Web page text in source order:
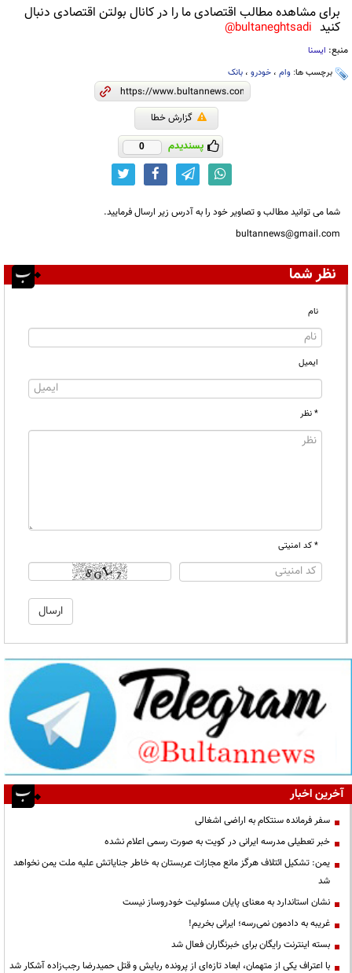
برای مشاهده مطالب اقتصادی ما را در کانال بولتن اقتصادی دنبال
کنید bultaneghtsadi@
منبع: ایسنا
برچسب ها: وام ، خودرو ، بانک‌
گزارش خطا
پسندیدم 0
شما می توانید مطالب و تصاویر خود را به آدرس زیر ارسال فرمایید.
bultannews@gmail.com
نظر شما
نام
ایمیل
* نظر
* کد امنیتی
آخرین اخبار
سفر فرمانده سنتکام به اراضی اشغالی
خبر تعطیلی مدرسه ایرانی در کویت به صورت رسمی اعلام نشده
یمن: تشکیل ائتلاف هرگز مانع مجازات عربستان به خاطر جنایاتش علیه ملت یمن نخواهد
شد
نشان استاندارد به معنای پایان مسئولیت خودروساز نیست
غریبه به دادمون نمی‌رسه؛ ایرانی بخریم!
بسته اینترنت رایگان برای خبرنگاران فعال شد
با اعتراف یکی از متهمان، ابعاد تازه‌ای از پرونده ربایش و قتل حمیدرضا رجب‌زاده آشکار شد